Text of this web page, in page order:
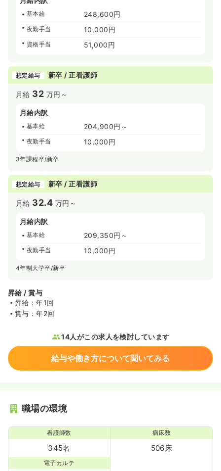
成田空港が開港するちょっと前の1970年ごろからマンショ
ンや一戸建てがたくさん建築され、現在3万人以上の人が
ニュータウン内には幼稚園や小・中学校、スーパーなどの
商業施設、病院などがあり生活の便が良く、さらに都心へ
のアクセスもJRと京成で1時間ちょっとと、とても便利な
基本給 248,600円
夜勤手当 10,000円
資格手当 51,000円
想定給与 新卒 / 正看護師
月給 32 万円～
月給内訳
基本給 204,900円～
夜勤手当 10,000円
3年課程卒/新卒
想定給与 新卒 / 正看護師
月給 32.4 万円～
月給内訳
基本給 209,350円～
夜勤手当 10,000円
4年制大学卒/新卒
昇給 / 賞与
昇給：年1回
賞与：年2回
14人がこの求人を検討しています
給与や働き方について聞いてみる
職場の環境
看護師数
345名
病床数
506床
電子カルテ